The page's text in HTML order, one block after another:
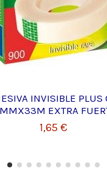
INVISIBLE PLUS
EXTRA
1,65 €